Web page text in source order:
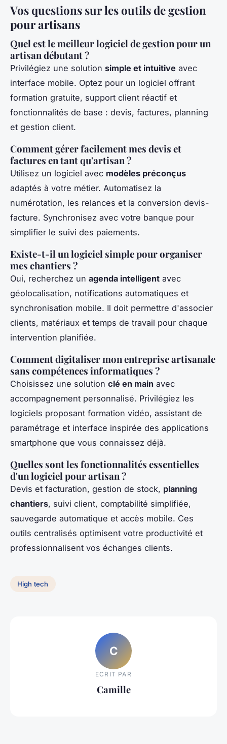
Vos questions sur les outils de gestion
pour artisans
Quel est le meilleur logiciel de gestion pour un
artisan débutant ?
Privilégiez une solution simple et intuitive avec
interface mobile. Optez pour un logiciel offrant
formation gratuite, support client réactif et
fonctionnalités de base : devis, factures, planning
et gestion client.
Comment gérer facilement mes devis et
factures en tant qu'artisan ?
Utilisez un logiciel avec modèles préconçus
adaptés à votre métier. Automatisez la
numérotation, les relances et la conversion devis-
facture. Synchronisez avec votre banque pour
simplifier le suivi des paiements.
Existe-t-il un logiciel simple pour organiser
mes chantiers ?
Oui, recherchez un agenda intelligent avec
géolocalisation, notifications automatiques et
synchronisation mobile. Il doit permettre d'associer
clients, matériaux et temps de travail pour chaque
intervention planifiée.
Comment digitaliser mon entreprise artisanale
sans compétences informatiques ?
Choisissez une solution clé en main avec
accompagnement personnalisé. Privilégiez les
logiciels proposant formation vidéo, assistant de
paramétrage et interface inspirée des applications
smartphone que vous connaissez déjà.
Quelles sont les fonctionnalités essentielles
d'un logiciel pour artisan ?
Devis et facturation, gestion de stock, planning
chantiers, suivi client, comptabilité simplifiée,
sauvegarde automatique et accès mobile. Ces
outils centralisés optimisent votre productivité et
professionnalisent vos échanges clients.
High tech
C
ECRIT PAR
Camille